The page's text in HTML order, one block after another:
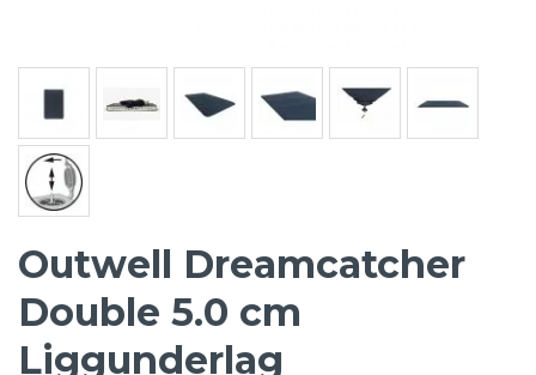
Outwell Dreamcatcher
Double 5.0 cm
Liggunderlag